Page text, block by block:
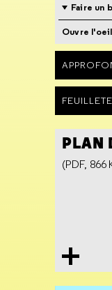
Faire un
Ouvre l'oeil
PLAN
(PDF, 866